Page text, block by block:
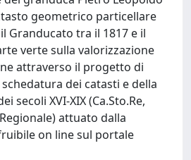
geometrico particellare
Granducato tra il 1817 e il
verte sulla valorizzazione
attraverso il progetto di
dei catasti e della
secoli XVI-XIX (Ca.Sto.Re,
attuato dalla
on line sul portale